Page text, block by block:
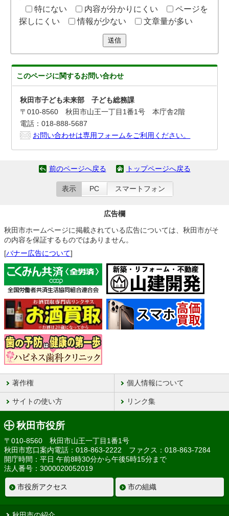
特にない
内容が分かりにくい
ページを
探しにくい
情報が少ない 文章量が多い
送信
このページに関するお問い合わせ
秋田市子ども未来部 子ども総務課
〒010-8560 秋田市山王一丁目1番1号 本庁舎2階
電話：018-888-5687
お問い合わせは専用フォームをご利用ください。
前のページへ戻る トップページへ戻る
表示 PC スマートフォン
広告欄
秋田市ホームページに掲載されている広告については、秋田市がそ
の内容を保証するものではありません。
[バナー広告について]
著作権 個人情報について
サイトの使い方 リンク集
秋田市役所
〒010-8560 秋田市山王一丁目1番1号
秋田市窓口案内電話：018-863-2222 ファクス：018-863-7284
開庁時間：平日 午前8時30分から午後5時15分まで
法人番号：3000020052019
市役所アクセス 市の組織